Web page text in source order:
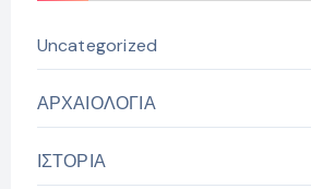
Uncategorized
ΑΡΧΑΙΟΛΟΓΙΑ
ΙΣΤΟΡΙΑ